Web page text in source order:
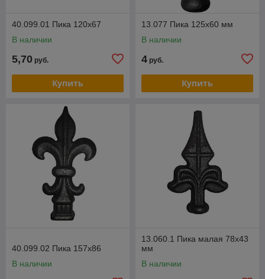
40.099.01 Пика 120х67
В наличии
5,70 руб.
Купить
13.077 Пика 125х60 мм
В наличии
4 руб.
Купить
40.099.02 Пика 157х86
В наличии
13.060.1 Пика малая 78х43
мм
В наличии